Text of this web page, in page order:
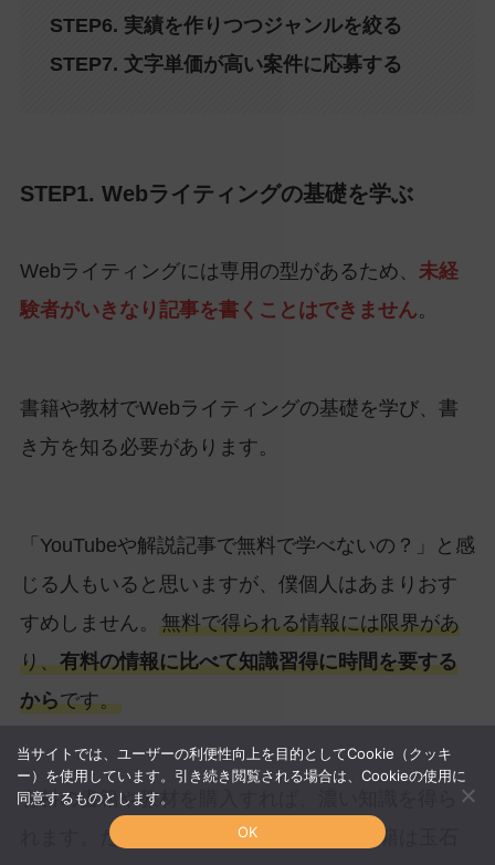
STEP6. 実績を作りつつジャンルを絞る
STEP7. 文字単価が高い案件に応募する
STEP1. Webライティングの基礎を学ぶ
Webライティングには専用の型があるため、 未経
験者がいきなり記事を書くことはできません。
書籍や教材でWebライティングの基礎を学び、書
き方を知る必要があります。
「YouTubeや解説記事で無料で学べないの？」と感
じる人もいると思いますが、僕個人はあまりおす
すめしません。 無料で得られる情報には限界があ
り、有料の情報に比べて知識習得に時間を要する
からです。
有料の書籍や教材を購入すれば、濃い知識を得ら
れます。ただし、Webライター向けの書籍は玉石
当サイトでは、ユーザーの利便性向上を目的としてCookie（クッキ
ー）を使用しています。引き続き閲覧される場合は、Cookieの使用に
同意するものとします。
OK